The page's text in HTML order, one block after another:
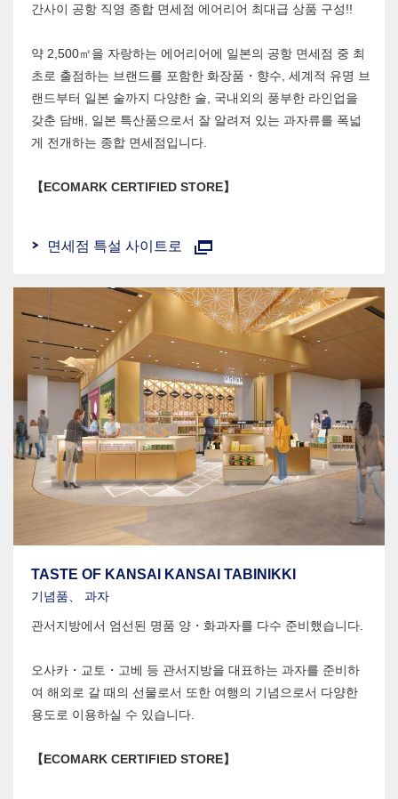
간사이 공항 직영 종합 면세점 에어리어 최대급 상품 구성!!
약 2,500㎡을 자랑하는 에어리어에 일본의 공항 면세점 중 최
초로 출점하는 브랜드를 포함한 화장품・향수, 세계적 유명 브
랜드부터 일본 술까지 다양한 술, 국내외의 풍부한 라인업을
갖춘 담배, 일본 특산품으로서 잘 알려져 있는 과자류를 폭넓
게 전개하는 종합 면세점입니다.
【ECOMARK CERTIFIED STORE】
면세점 특설 사이트로
TASTE OF KANSAI KANSAI TABINIKKI
기념품、 과자
관서지방에서 엄선된 명품 양・화과자를 다수 준비했습니다.
오사카・교토・고베 등 관서지방을 대표하는 과자를 준비하
여 해외로 갈 때의 선물로서 또한 여행의 기념으로서 다양한
용도로 이용하실 수 있습니다.
【ECOMARK CERTIFIED STORE】